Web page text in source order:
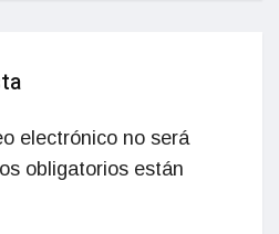
electrónico no será
obligatorios están